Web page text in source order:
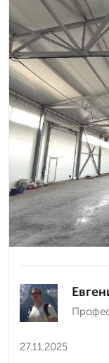
27.11.2025